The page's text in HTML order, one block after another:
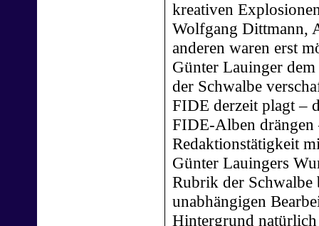
kreativen
Wolfgang Dittmann,
anderen waren erst
Günter Lauinger
der Schwalbe
FIDE derzeit plagt –
FIDE-Alben drängen
Redaktionstätigkeit
Günter Lauingers
Rubrik der Schwalbe
unabhängigen
Hintergrund